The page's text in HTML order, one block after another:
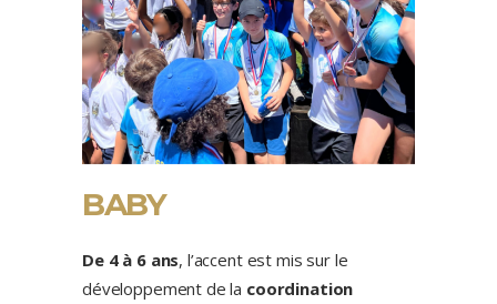
BABY
De 4 à 6 ans, l’accent est mis sur le
développement de la coordination